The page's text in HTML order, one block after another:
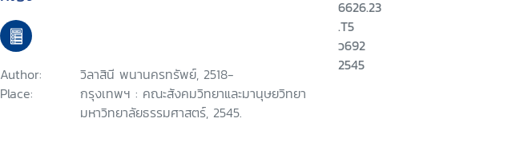
Author:
วิลาสินี พนานครทรัพย์, 2518-
Place:
กรุงเทพฯ : คณะสังคมวิทยาและมานุษยวิทยา
มหาวิทยาลัยธรรมศาสตร์, 2545.
6626.23
.T5
ว692
2545